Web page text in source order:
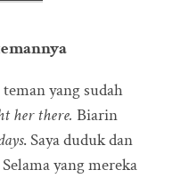
yang sudah
her there. Biarin
. Saya duduk dan
yang mereka